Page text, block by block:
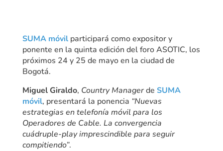
SUMA móvilparticipará como expositor y
ponente en la quinta edición del foro ASOTIC, los
próximos 24 y 25 de mayo en la ciudad de
Bogotá.
Miguel Giraldo, Country Managerde SUMA
móvil, presentará la ponencia “Nuevas
estrategias en telefonía móvil para los
Operadores de Cable. La convergencia
cuádruple-play imprescindible para seguir
compitiendo”.